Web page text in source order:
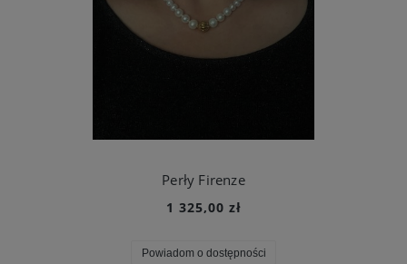
Perły Firenze
1 325,00 zł
Powiadom o dostępności